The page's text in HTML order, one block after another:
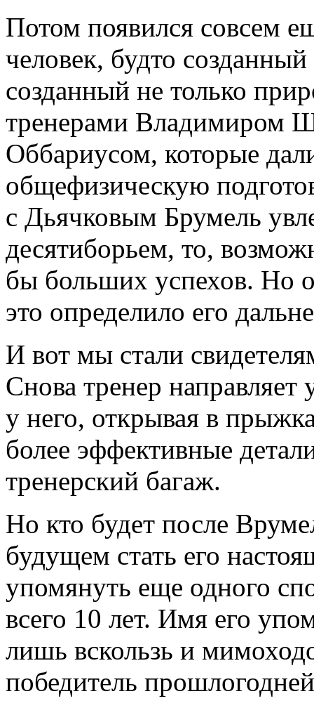
Потом появился совсем
человек, будто
созданный не только
тренерами Владимиром
Оббариусом, которые
общефизическую
с Дьячковым Брумель
десятиборьем, то,
бы больших успехов. Но
это определило его
И вот мы стали
Снова тренер
у него, открывая в
более эффективные
тренерский багаж.
Но кто будет после
будущем стать его
упомянуть еще одного
всего 10 лет. Имя его
лишь вскользь и
победитель